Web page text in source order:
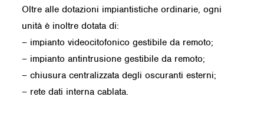
Oltre alle dotazioni impiantistiche ordinarie, ogni
unità è inoltre dotata di:
– impianto videocitofonico gestibile da remoto;
– impianto antintrusione gestibile da remoto;
– chiusura centralizzata degli oscuranti esterni;
– rete dati interna cablata.